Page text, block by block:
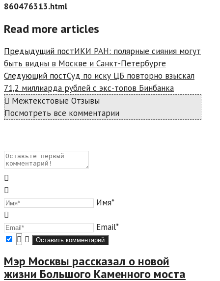
860476313.html
Read more articles
Предыдущий постИКИ РАН: полярные сияния могут
быть видны в Москве и Санкт-Петербурге
Следующий постСуд по иску ЦБ повторно взыскал
71,2 миллиарда рублей с экс-топов Бинбанка
Межтекстовые Отзывы
Посмотреть все комментарии
Имя*
Email*
Мэр Москвы рассказал о новой
жизни Большого Каменного моста